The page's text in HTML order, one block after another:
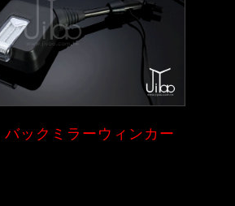
ックミラーウィンカー